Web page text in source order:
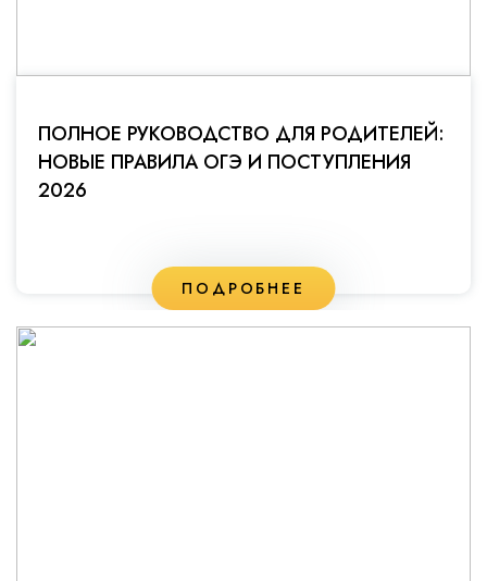
ПОЛНОЕ РУКОВОДСТВО ДЛЯ РОДИТЕЛЕЙ:
НОВЫЕ ПРАВИЛА ОГЭ И ПОСТУПЛЕНИЯ
2026
ПОДРОБНЕЕ